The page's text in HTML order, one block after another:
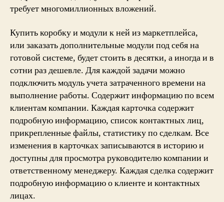
требует многомиллионных вложений.
Купить коробку и модули к ней из маркетплейса,
или заказать дополнительные модули под себя на
готовой системе, будет стоить в десятки, а иногда и в
сотни раз дешевле. Для каждой задачи можно
подключить модуль учета затраченного времени на
выполнение работы. Содержит информацию по всем
клиентам компании. Каждая карточка содержит
подробную информацию, список контактных лиц,
прикрепленные файлы, статистику по сделкам. Все
изменения в карточках записываются в историю и
доступны для просмотра руководителю компании и
ответственному менеджеру. Каждая сделка содержит
подробную информацию о клиенте и контактных
лицах.